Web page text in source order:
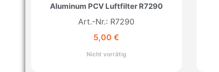
Aluminum PCV Luftfilter R7290
Art.-Nr.: R7290
5,00€
Nicht vorrätig